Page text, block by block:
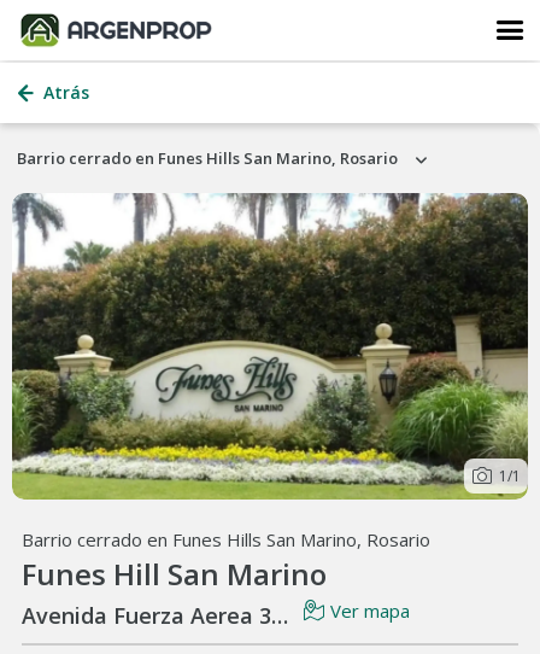
Atrás
Barrio cerrado en Funes Hills San Marino, Rosario
1/1
Barrio cerrado en Funes Hills San Marino, Rosario
Funes Hill San Marino
Avenida Fuerza Aerea 3000 Ver mapa